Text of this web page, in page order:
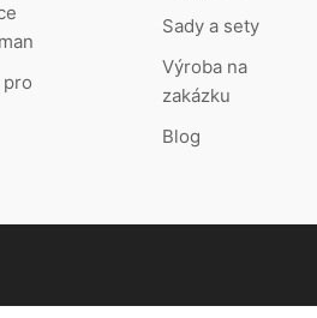
pro
Sady a sety
Výroba na
zakázku
Blog